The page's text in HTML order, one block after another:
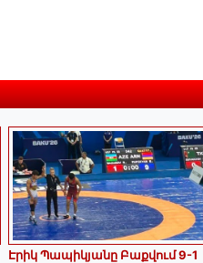
Էրիկ Պապիկյանը Բաքվում 9-1